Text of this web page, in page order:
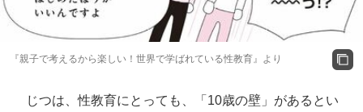
『親子で考えるから楽しい！世界で学ばれている性教育』より
じつは、性教育にとっても、「10歳の壁」があるとい